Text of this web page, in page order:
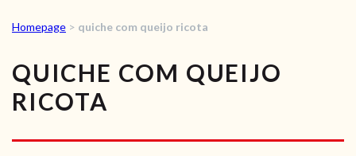
RECEITAS
VÍDEOS
Homepage > quiche com queijo ricota
QUICHE COM QUEIJO
RICOTA